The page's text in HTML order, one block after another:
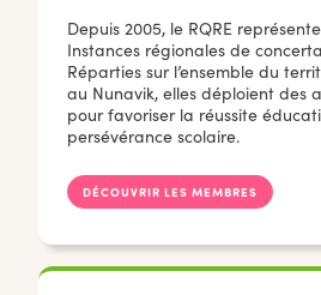
Depuis 2005, le RQRE
Instances régionales de
Réparties sur l’ensemble du
au Nunavik, elles déploient des
pour favoriser la réussite
persévérance scolaire.
DÉCOUVRIR LES MEMBRES